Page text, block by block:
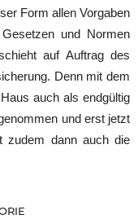
Form allen Vorgaben
und Normen
auf Auftrag des
Denn mit dem
auch als endgültig
und erst jetzt
zudem dann auch die